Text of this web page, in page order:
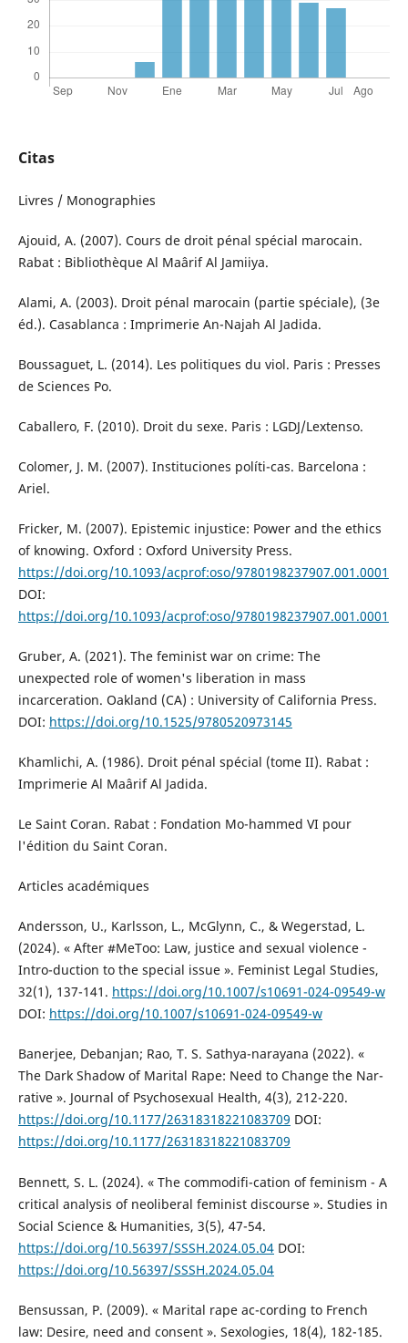
Citas
Livres / Monographies
Ajouid, A. (2007). Cours de droit pénal spécial marocain.
Rabat : Bibliothèque Al Maârif Al Jamiiya.
Alami, A. (2003). Droit pénal marocain (partie spéciale), (3e
éd.). Casablanca : Imprimerie An-Najah Al Jadida.
Boussaguet, L. (2014). Les politiques du viol. Paris : Presses
de Sciences Po.
Caballero, F. (2010). Droit du sexe. Paris : LGDJ/Lextenso.
Colomer, J. M. (2007). Instituciones políti-cas. Barcelona :
Ariel.
Fricker, M. (2007). Epistemic injustice: Power and the ethics
of knowing. Oxford : Oxford University Press.
https://doi.org/10.1093/acprof:oso/9780198237907.001.0001
DOI:
https://doi.org/10.1093/acprof:oso/9780198237907.001.0001
Gruber, A. (2021). The feminist war on crime: The
unexpected role of women's liberation in mass
incarceration. Oakland (CA) : University of California Press.
DOI: https://doi.org/10.1525/9780520973145
Khamlichi, A. (1986). Droit pénal spécial (tome II). Rabat :
Imprimerie Al Maârif Al Jadida.
Le Saint Coran. Rabat : Fondation Mo-hammed VI pour
l'édition du Saint Coran.
Articles académiques
Andersson, U., Karlsson, L., McGlynn, C., & Wegerstad, L.
(2024). « After #MeToo: Law, justice and sexual violence -
Intro-duction to the special issue ». Feminist Legal Studies,
32(1), 137-141. https://doi.org/10.1007/s10691-024-09549-w
DOI: https://doi.org/10.1007/s10691-024-09549-w
Banerjee, Debanjan; Rao, T. S. Sathya-narayana (2022). «
The Dark Shadow of Marital Rape: Need to Change the Nar-
rative ». Journal of Psychosexual Health, 4(3), 212-220.
https://doi.org/10.1177/26318318221083709 DOI:
https://doi.org/10.1177/26318318221083709
Bennett, S. L. (2024). « The commodifi-cation of feminism - A
critical analysis of neoliberal feminist discourse ». Studies in
Social Science & Humanities, 3(5), 47-54.
https://doi.org/10.56397/SSSH.2024.05.04DOI:
https://doi.org/10.56397/SSSH.2024.05.04
Bensussan, P. (2009). « Marital rape ac-cording to French
law: Desire, need and consent ». Sexologies, 18(4), 182-185.